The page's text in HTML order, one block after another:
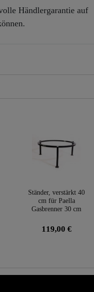
Händlergarantie auf
Ständer, verstärkt 40
cm für Paella
Gasbrenner 30 cm
119,00 €